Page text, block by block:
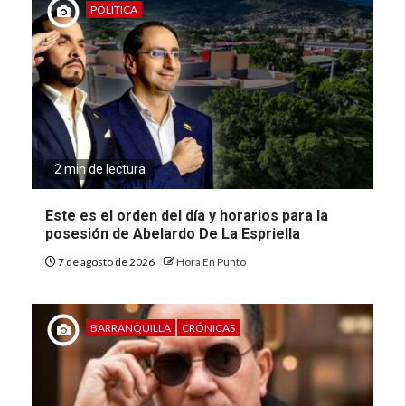
POLÍTICA
2 min de lectura
Este es el orden del día y horarios para la
posesión de Abelardo De La Espriella
7 de agosto de 2026 Hora En Punto
BARRANQUILLA CRÓNICAS